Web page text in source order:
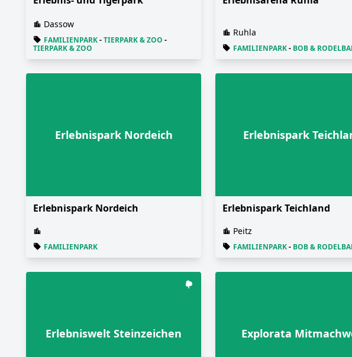
Dassow
FAMILIENPARK-TIERPARK & ZOO -
TIERPARK & ZOO
Ruhla
FAMILIENPARK- BOB &
Erlebnispark Nordeich
Erlebnispark Nordeich
FAMILIENPARK
Erlebnispark
Erlebnispark Teichland
Peitz
FAMILIENPARK- BOB &
Erlebniswelt Steinzeichen Explorata